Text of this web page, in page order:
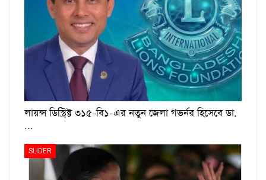
লায়ন্স ডিস্ট্রিক্ট ৩১৫-বি১-এর নতুন জেলা গভর্নর হিসেবে ডা.
…
SLIDER